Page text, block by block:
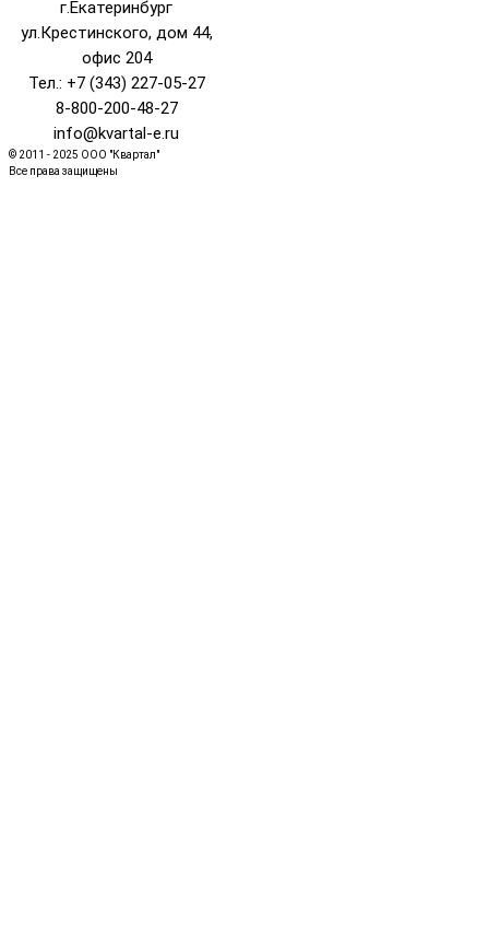
г.Екатеринбург
ул.Крестинского, дом 44,
офис 204
Тел.: +7 (343) 227-05-27
8-800-200-48-27
info@kvartal-e.ru
© 2011 - 2025 ООО "Квартал"
Все права защищены